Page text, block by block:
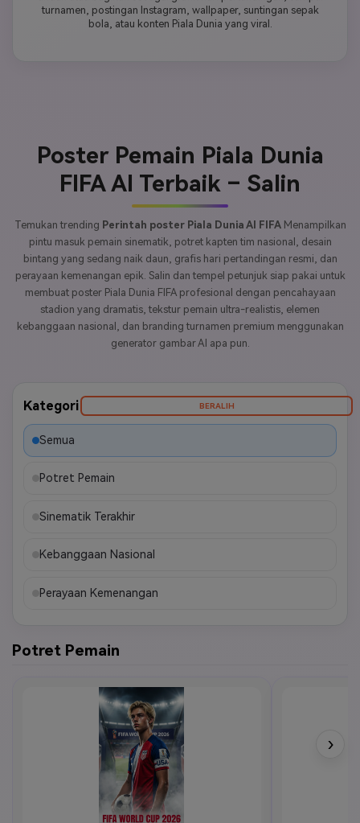
turnamen, postingan Instagram, wallpaper, suntingan sepak
bola, atau konten Piala Dunia yang viral.
Poster Pemain Piala Dunia
FIFA AI Terbaik – Salin
Temukan trending Perintah poster Piala Dunia AI FIFAMenampilkan
pintu masuk pemain sinematik, potret kapten tim nasional, desain
bintang yang sedang naik daun, grafis hari pertandingan resmi, dan
perayaan kemenangan epik. Salin dan tempel petunjuk siap pakai untuk
membuat poster Piala Dunia FIFA profesional dengan pencahayaan
stadion yang dramatis, tekstur pemain ultra-realistis, elemen
kebanggaan nasional, dan branding turnamen premium menggunakan
generator gambar AI apa pun.
Kategori BERALIH
Semua
Potret Pemain
Sinematik Terakhir
Kebanggaan Nasional
Perayaan Kemenangan
Potret Pemain
›